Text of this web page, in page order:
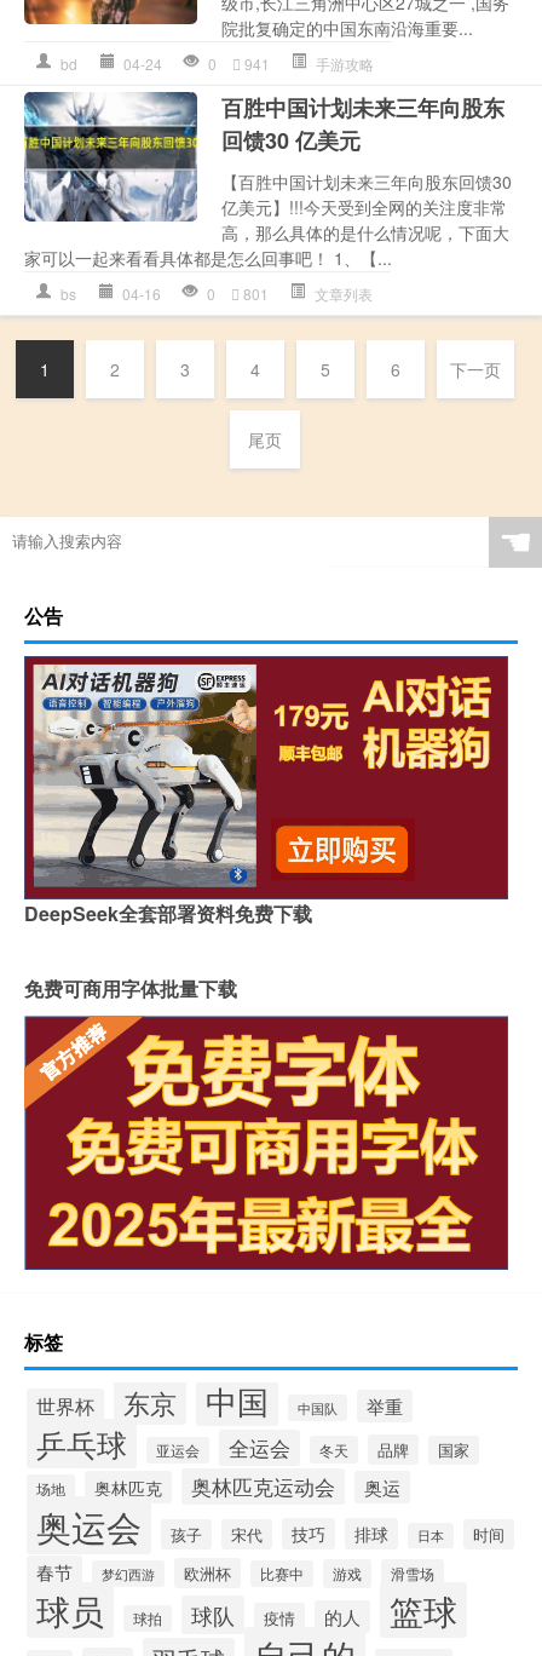
院批复确定的中国东南沿海重要...
bd 04-24 0 941 手游攻略
百胜中国计划未来三年向股东
回馈30 亿美元
【百胜中国计划未来三年向股东回馈30
亿美元】!!!今天受到全网的关注度非常
高，那么具体的是什么情况呢，下面大
家可以一起来看看具体都是怎么回事吧！ 1、【...
bs 04-16 0 801 文章列表
1 2 3 4 5 6 下一页
尾页
☚
公告
DeepSeek全套部署资料免费下载
免费可商用字体批量下载
标签
世界杯 东京 中国 中国队 举重
乒乓球 亚运会 全运会 冬天 品牌 国家
场地 奥林匹克 奥林匹克运动会 奥运
奥运会 孩子 宋代 技巧 排球 日本 时间
春节 梦幻西游 欧洲杯 比赛中 游戏 滑雪场
球员 球拍 球队 疫情 的人 篮球